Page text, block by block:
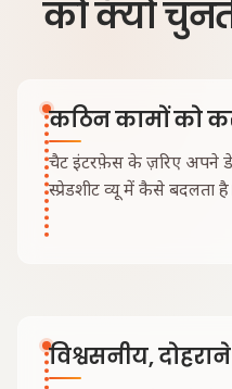
को क्यों
कठिन कामों को
चैट इंटरफ़ेस के ज़रिए अपने
स्प्रेडशीट व्यू में कैसे बदलता
विश्वसनीय,